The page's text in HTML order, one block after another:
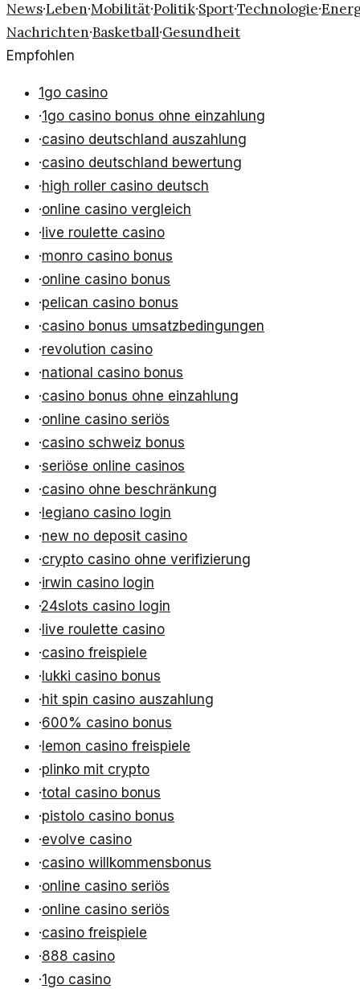
News·Leben·Mobilität·Politik·Sport·Technologie·
Nachrichten·Basketball·Gesundheit
Empfohlen
1go casino
·1go casino bonus ohne einzahlung
·casino deutschland auszahlung
·casino deutschland bewertung
·high roller casino deutsch
·online casino vergleich
· live roulette casino
·monro casino bonus
·online casino bonus
·pelican casino bonus
·casino bonus umsatzbedingungen
·revolution casino
·national casino bonus
·casino bonus ohne einzahlung
·online casino seriös
·casino schweiz bonus
·seriöse online casinos
·casino ohne beschränkung
· legiano casino login
·new no deposit casino
·crypto casino ohne verifizierung
·irwin casino login
·24slots casino login
· live roulette casino
·casino freispiele
· lukki casino bonus
·hit spin casino auszahlung
·600% casino bonus
· lemon casino freispiele
·plinko mit crypto
·total casino bonus
·pistolo casino bonus
·evolve casino
·casino willkommensbonus
·online casino seriös
·online casino seriös
·casino freispiele
·888 casino
·1go casino